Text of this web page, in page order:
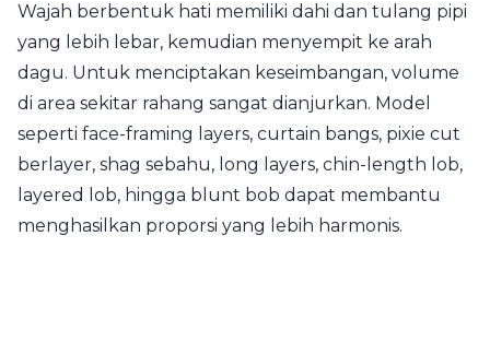
Wajah berbentuk hati memiliki dahi dan tulang pipi
yang lebih lebar, kemudian menyempit ke arah
dagu. Untuk menciptakan keseimbangan, volume
di area sekitar rahang sangat dianjurkan. Model
seperti face-framing layers, curtain bangs, pixie cut
berlayer, shag sebahu, long layers, chin-length lob,
layered lob, hingga blunt bob dapat membantu
menghasilkan proporsi yang lebih harmonis.